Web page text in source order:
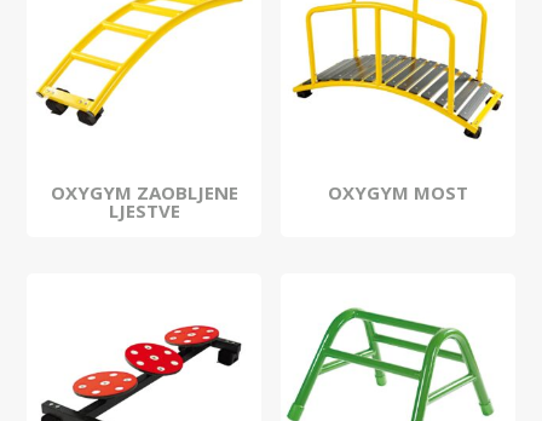
OXYGYM ZAOBLJENE
LJESTVE
OXYGYM MOST